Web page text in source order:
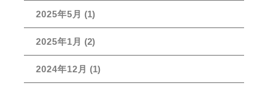
2025年5月 (1)
2025年1月 (2)
2024年12月 (1)